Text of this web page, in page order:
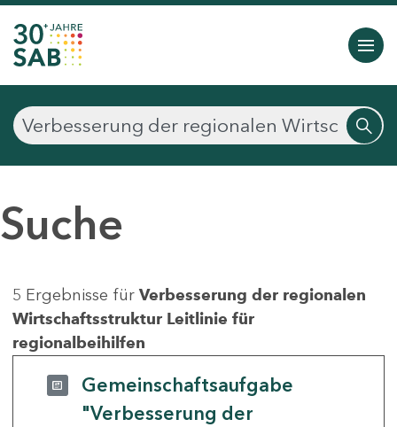
Suche
5 Ergebnisse für Verbesserung der regionalen
Wirtschaftsstruktur Leitlinie für
regionalbeihilfen
Gemeinschaftsaufgabe
"Verbesserung der